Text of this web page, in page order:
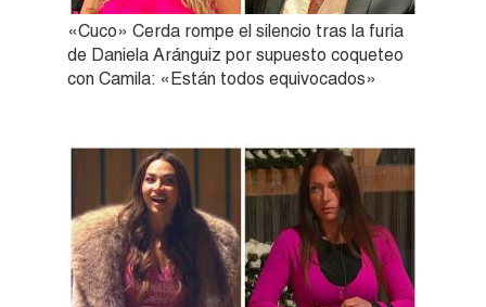
«Cuco» Cerda rompe el silencio tras la furia
de Daniela Aránguiz por supuesto coqueteo
con Camila: «Están todos equivocados»